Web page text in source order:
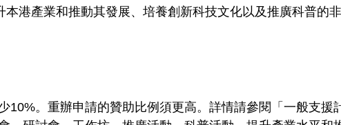
本港產業和推動其發展、培養創新科技文化以及推廣科普的
10%。重辦申請的贊助比例須更高。詳情請參閱「一般支援